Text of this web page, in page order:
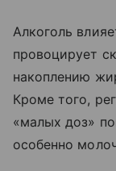
Алкоголь
провоцирует
накоплению
Кроме того,
«малых доз»
особенно